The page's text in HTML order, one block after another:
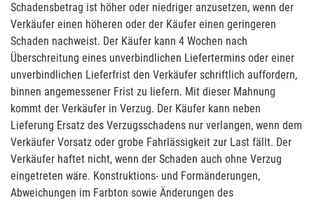
Schadensbetrag ist höher oder niedriger anzusetzen, wenn der
Verkäufer einen höheren oder der Käufer einen geringeren
Schaden nachweist. Der Käufer kann 4 Wochen nach
Überschreitung eines unverbindlichen Liefertermins oder einer
unverbindlichen Lieferfrist den Verkäufer schriftlich auffordern,
binnen angemessener Frist zu liefern. Mit dieser Mahnung
kommt der Verkäufer in Verzug. Der Käufer kann neben
Lieferung Ersatz des Verzugsschadens nur verlangen, wenn dem
Verkäufer Vorsatz oder grobe Fahrlässigkeit zur Last fällt. Der
Verkäufer haftet nicht, wenn der Schaden auch ohne Verzug
eingetreten wäre. Konstruktions- und Formänderungen,
Abweichungen im Farbton sowie Änderungen des